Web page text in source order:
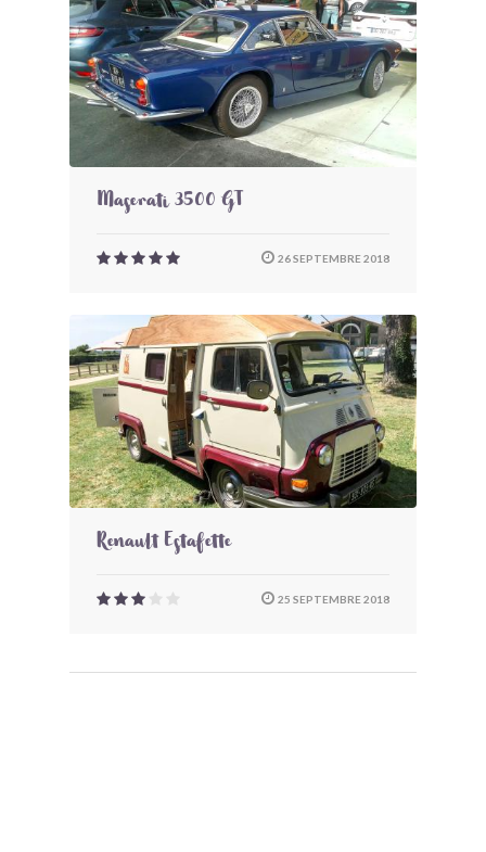
Maserati 3500 GT
26 SEPTEMBRE 2018
Renault Estafette
25 SEPTEMBRE 2018